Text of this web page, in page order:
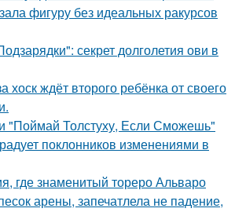
фигуру без идеальных ракурсов
секрет долголетия ови в
хоск ждёт второго ребёнка от своего
"Поймай Толстуху, Если Сможешь"
поклонников изменениями в
где знаменитый тореро Альваро
арены, запечатлела не падение,